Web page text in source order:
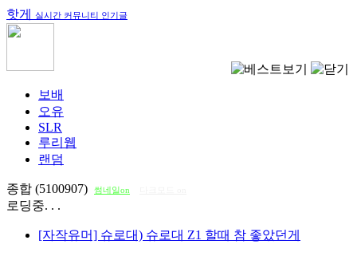
핫게 실시간 커뮤니티 인기글
보배
오유
SLR
루리웹
랜덤
종합 (5100907) 썸네일on
로딩중. . .
[자작유머] 슈로대) 슈로대 Z1 할때 참 좋았던게